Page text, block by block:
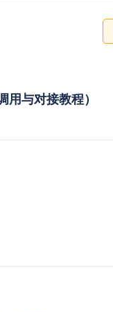
与对接教程）